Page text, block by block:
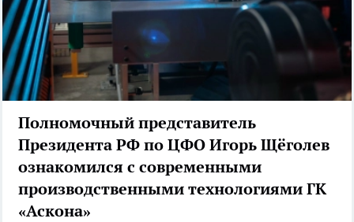
Полномочный представитель
Президента РФ по ЦФО Игорь Щёголев
ознакомился с современными
производственными технологиями ГК
«Аскона»